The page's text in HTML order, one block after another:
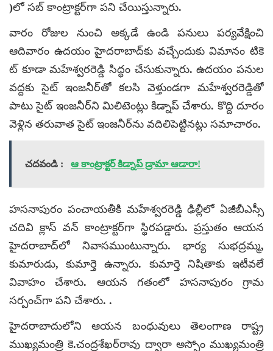
)లో సబ్ కాంట్రాక్టర్‌గా పని చేయిస్తున్నారు.
వారం రోజుల నుంచి అక్కడే ఉండి పనులు పర్యవేక్షించి
ఆదివారం ఉదయం హైదరాబాద్‌కు వచ్చేందుకు విమానం టికె
ట్ కూడా మహేశ్వరరెడ్డి సిద్ధం చేసుకున్నారు. ఉదయం పనుల
వద్దకు సైట్ ఇంజనీర్‌తో కలసి వెళ్తుండగా మహేశ్వరరెడ్డితో
పాటు సైట్ ఇంజనీర్‌ని మిలిటెంట్లు కిడ్నాప్ చేశారు. కొద్ది దూరం
వెళ్లిన తరువాత సైట్ ఇంజనీర్‌ను వదిలిపెట్టినట్లు సమాచారం.
చదవండి : ఆ కాంట్రాక్టర్ కిడ్నాప్ డ్రామా ఆడారా!
హసనాపురం పంచాయతీకి మహేశ్వరరెడ్డి ఢిల్లీలో ఏజీబీఎస్సీ
చదివి క్లాస్ వన్ కాంట్రాక్టర్‌గా స్థిరపడ్డారు. ప్రస్తుతం ఆయన
హైదరాబాద్‌లో నివాసముంటున్నారు. భార్య సుభద్రమ్మ,
కుమారుడు, కుమార్తె ఉన్నారు. కుమార్తె నిషితాకు ఇటీవలే
వివాహం చేశారు. ఆయన గతంలో హసనాపురం గ్రామ
సర్పంచ్‌గా పని చేశారు. .
హైదరాబాదులోని ఆయన బంధువులు తెలంగాణ రాష్ట్ర
ముఖ్యమంత్రి కె.చంద్రశేఖర్‌రావు ద్వారా అస్సోం ముఖ్యమంత్రి